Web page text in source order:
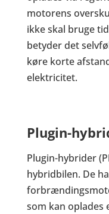
motorens
ikke skal bruge
betyder det
køre korte
elektricitet.
Plugin-
Plugin-hybrider
hybridbilen. De
som kan oplades